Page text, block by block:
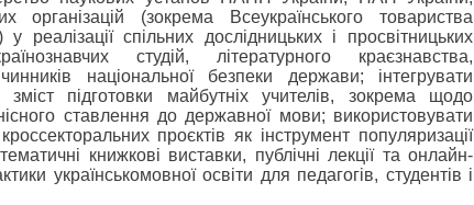
організацій (зокрема Всеукраїнського товариства
реалізації спільних дослідницьких і просвітницьких
студій, літературного краєзнавства,
національної безпеки держави; інтегрувати
підготовки майбутніх учителів, зокрема щодо
ставлення до державної мови; використовувати
проєктів як інструмент популяризації
книжкові виставки, публічні лекції та онлайн-
українськомовної освіти для педагогів, студентів і